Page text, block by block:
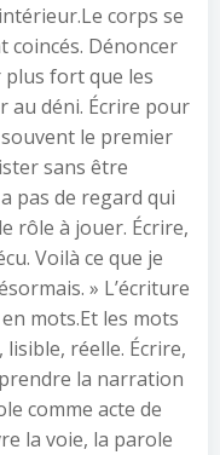
corps se
coincés. Dénoncer
plus fort que les
au déni. Écrire pour
souvent le premier
sans être
pas de regard qui
rôle à jouer. Écrire,
Voilà ce que je
» L’écriture
mots.Et les mots
réelle. Écrire,
la narration
comme acte de
la voie, la parole